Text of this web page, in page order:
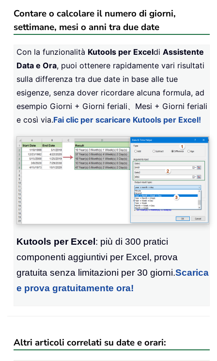
Contare o calcolare il numero di giorni,
settimane, mesi o anni tra due date
Con la funzionalità Kutools per Exceldi Assistente
Data e Ora, puoi ottenere rapidamente vari risultati
sulla differenza tra due date in base alle tue
esigenze, senza dover ricordare alcuna formula, ad
esempio Giorni + Giorni feriali、Mesi + Giorni feriali
e così via.Fai clic per scaricare Kutools per Excel!
Kutools per Excel: più di 300 pratici
componenti aggiuntivi per Excel, prova
gratuita senza limitazioni per 30 giorni.Scarica
e prova gratuitamente ora!
Altri articoli correlati su date e orari: